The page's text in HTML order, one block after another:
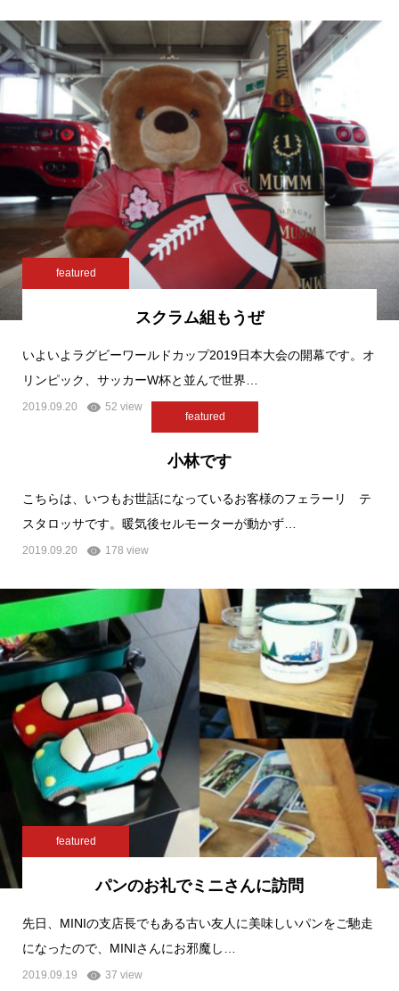
featured
スクラム組もうぜ
いよいよラグビーワールドカップ2019日本大会の開幕です。オ
リンピック、サッカーW杯と並んで世界…
2019.09.20 52 view
featured
小林です
こちらは、いつもお世話になっているお客様のフェラーリ テ
スタロッサです。暖気後セルモーターが動かず…
2019.09.20 178 view
featured
パンのお礼でミニさんに訪問
先日、MINIの支店長でもある古い友人に美味しいパンをご馳走
になったので、MINIさんにお邪魔し…
2019.09.19 37 view